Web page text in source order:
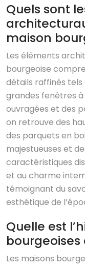
Quels sont
maison
Les éléments
bourgeoise
détails raffinés tels
grandes fenêtres
ouvragées et des
on retrouve des
des parquets en
majestueuses et
caractéristiques
et au charme
témoignant du
esthétique de
Quelle est
bourgeoises
Les maisons